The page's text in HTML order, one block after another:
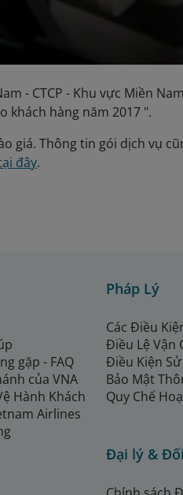
- CTCP - Khu vực Miền
khách hàng năm 2017 ".
giá. Thông tin gói dịch vụ
đây.
gặp - FAQ
của VNA
Hành Khách
Airlines
Pháp Lý
Các Điều
Điều Lệ Vận
Điều Kiện
Bảo Mật
Quy Chế
Đại lý &